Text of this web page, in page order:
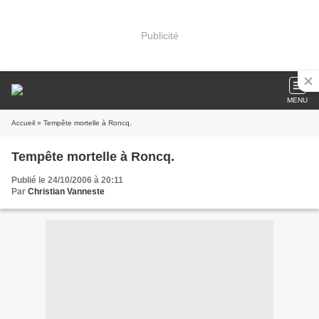
Publicité
MENU
Accueil » Tempête mortelle à Roncq.
Tempête mortelle à Roncq.
Publié le 24/10/2006 à 20:11
Par Christian Vanneste